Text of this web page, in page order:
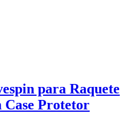
para Raquete
Case Protetor